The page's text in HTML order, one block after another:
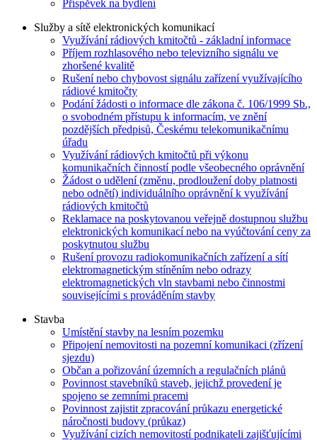
Příspěvek na bydlení
Služby a sítě elektronických komunikací
Využívání rádiových kmitočtů - základní informace
Příjem rozhlasového nebo televizního signálu ve
zhoršené kvalitě
Rušení nebo chybovost signálu zařízení využívajícího
rádiové kmitočty
Podání žádosti o informace dle zákona č. 106/1999 Sb.,
o svobodném přístupu k informacím, ve znění
pozdějších předpisů, Českému telekomunikačnímu
úřadu
Využívání rádiových kmitočtů při výkonu
komunikačních činností podle všeobecného oprávnění
Žádost o udělení (změnu, prodloužení doby platnosti
nebo odnětí) individuálního oprávnění k využívání
rádiových kmitočtů
Reklamace na poskytovanou veřejně dostupnou službu
elektronických komunikací nebo na vyúčtování ceny za
poskytnutou službu
Rušení provozu radiokomunikačních zařízení a sítí
elektromagnetickým stíněním nebo odrazy
elektromagnetických vln stavbami nebo činnostmi
souvisejícími s prováděním stavby
Stavba
Umístění stavby na lesním pozemku
Připojení nemovitosti na pozemní komunikaci (zřízení
sjezdu)
Občan a pořizování územních a regulačních plánů
Povinnost stavebníků staveb, jejichž provedení je
spojeno se zemními pracemi
Povinnost zajistit zpracování průkazu energetické
náročnosti budovy (průkaz)
Využívání cizích nemovitostí podnikateli zajišťujícími